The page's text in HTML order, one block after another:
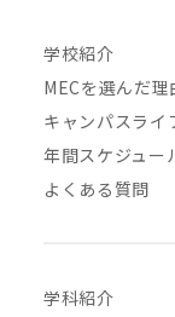
学校紹介
MECを選んだ理
キャンパスライ
年間スケジュー
よくある質問
学科紹介